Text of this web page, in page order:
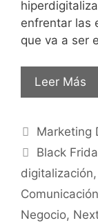
enfrentar las
que va a ser
Leer Más
Marketing
Black
digitalización,
Negocio,